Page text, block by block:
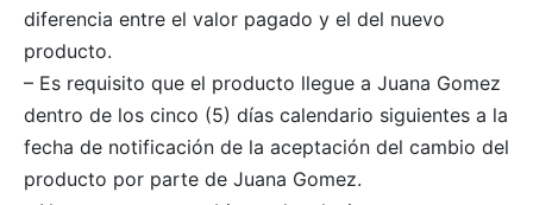
diferencia entre el valor pagado y el del nuevo
producto.
– Es requisito que el producto llegue a Juana Gomez
dentro de los cinco (5) días calendario siguientes a la
fecha de notificación de la aceptación del cambio del
producto por parte de Juana Gomez.